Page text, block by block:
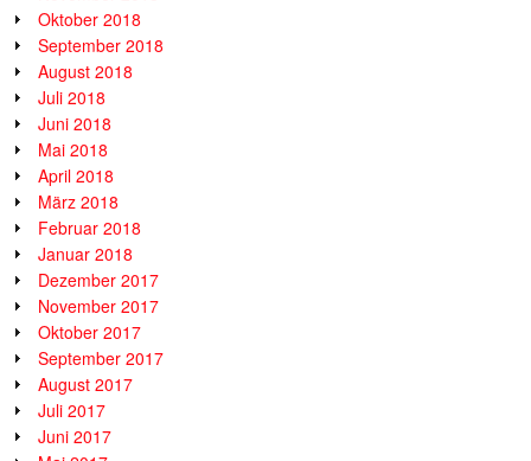
Oktober 2018
September 2018
August 2018
Juli 2018
Juni 2018
Mai 2018
April 2018
März 2018
Februar 2018
Januar 2018
Dezember 2017
November 2017
Oktober 2017
September 2017
August 2017
Juli 2017
Juni 2017